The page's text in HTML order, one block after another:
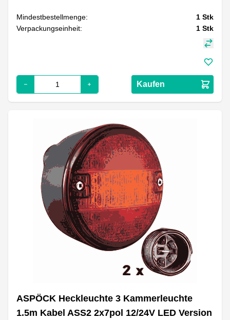
Mindestbestellmenge: 1 Stk
Verpackungseinheit:
1 Stk
Kaufen
ASPÖCK Heckleuchte 3 Kammerleuchte
1.5m Kabel ASS2 2x7pol 12/24V LED Version